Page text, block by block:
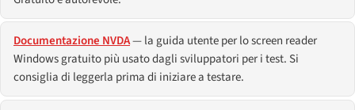
Documentazione NVDA— la guida utente per lo screen reader
Windows gratuito più usato dagli sviluppatori per i test. Si
consiglia di leggerla prima di iniziare a testare.